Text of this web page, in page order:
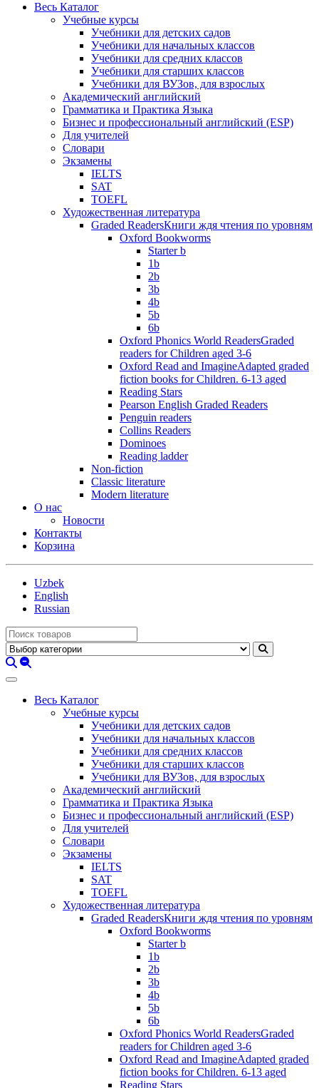
Весь Каталог
Учебные курсы
Учебники для детских садов
Учебники для начальных классов
Учебники для средних классов
Учебники для старших классов
Учебники для ВУЗов, для взрослых
Академический английский
Грамматика и Практика Языка
Бизнес и профессиональный английский (ESP)
Для учителей
Словари
Экзамены
IELTS
SAT
TOEFL
Художественная литература
Graded ReadersКниги ждя чтения по уровням
Oxford Bookworms
Starter b
1b
2b
3b
4b
5b
6b
Oxford Phonics World ReadersGraded
readers for Children aged 3-6
Oxford Read and ImagineAdapted graded
fiction books for Children. 6-13 aged
Reading Stars
Pearson English Graded Readers
Penguin readers
Collins Readers
Dominoes
Reading ladder
Non-fiction
Classic literature
Modern literature
О нас
Новости
Контакты
Корзина
Uzbek
English
Russian
Весь Каталог
Учебные курсы
Учебники для детских садов
Учебники для начальных классов
Учебники для средних классов
Учебники для старших классов
Учебники для ВУЗов, для взрослых
Академический английский
Грамматика и Практика Языка
Бизнес и профессиональный английский (ESP)
Для учителей
Словари
Экзамены
IELTS
SAT
TOEFL
Художественная литература
Graded ReadersКниги ждя чтения по уровням
Oxford Bookworms
Starter b
1b
2b
3b
4b
5b
6b
Oxford Phonics World ReadersGraded
readers for Children aged 3-6
Oxford Read and ImagineAdapted graded
fiction books for Children. 6-13 aged
Reading Stars